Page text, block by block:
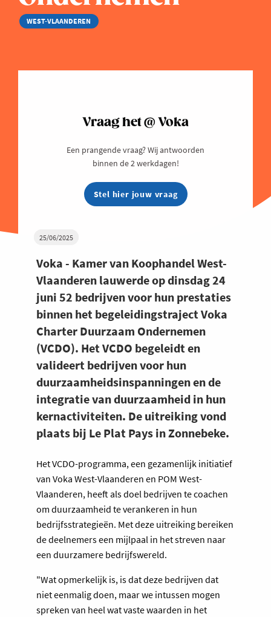
WEST-VLAANDEREN
25/06/2025
Voka - Kamer van Koophandel West-
Vlaanderen lauwerde op dinsdag 24
juni 52 bedrijven voor hun prestaties
binnen het begeleidingstraject Voka
Charter Duurzaam Ondernemen
(VCDO). Het VCDO begeleidt en
valideert bedrijven voor hun
duurzaamheidsinspanningen en de
integratie van duurzaamheid in hun
kernactiviteiten. De uitreiking vond
plaats bij Le Plat Pays in Zonnebeke.
Het VCDO-programma, een gezamenlijk initiatief
van Voka West-Vlaanderen en POM West-
Vlaanderen, heeft als doel bedrijven te coachen
om duurzaamheid te verankeren in hun
bedrijfsstrategieën. Met deze uitreiking bereiken
de deelnemers een mijlpaal in het streven naar
een duurzamere bedrijfswereld.
"Wat opmerkelijk is, is dat deze bedrijven dat
niet eenmalig doen, maar we intussen mogen
spreken van heel wat vaste waarden in het
Vraag het @ Voka
Een prangende vraag? Wij antwoorden
binnen de 2 werkdagen!
Stel hier jouw vraag